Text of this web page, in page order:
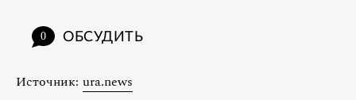
0 ОБСУДИТЬ
Источник: ura.news